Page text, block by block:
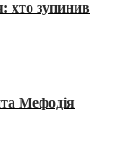
хто зупинив
Мефодія